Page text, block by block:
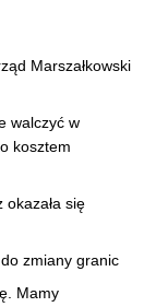
Marszałkowski
walczyć w
kosztem
okazała się
zmiany granic
Mamy